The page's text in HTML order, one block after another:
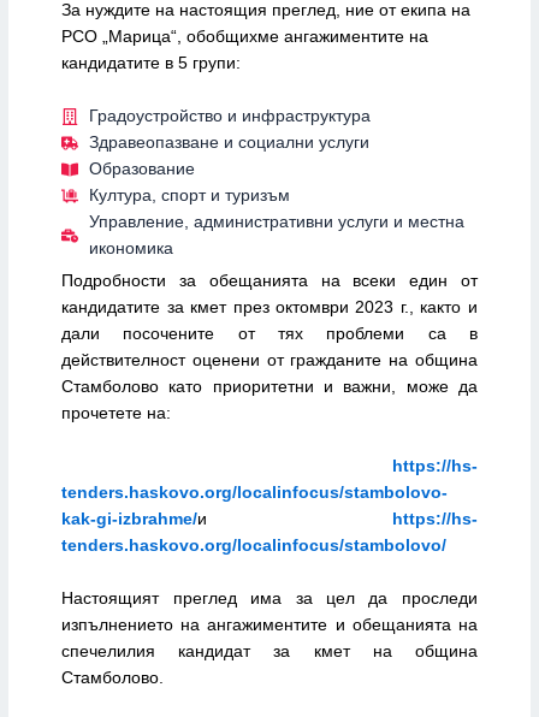
За нуждите на настоящия преглед, ние от екипа на
РСО „Марица“, обобщихме ангажиментите на
кандидатите в 5 групи:
Градоустройство и инфраструктура
Здравеопазване и социални услуги
Образование
Култура, спорт и туризъм
Управление, административни услуги и местна
икономика
Подробности за обещанията на всеки един от
кандидатите за кмет през октомври 2023 г., както и
дали посочените от тях проблеми са в
действителност оценени от гражданите на община
Стамболово като приоритетни и важни, може да
прочетете на:
https://hs-
tenders.haskovo.org/localinfocus/stambolovo-
kak-gi-izbrahme/и
https://hs-
tenders.haskovo.org/localinfocus/stambolovo/
Настоящият преглед има за цел да проследи
изпълнението на ангажиментите и обещанията на
спечелилия кандидат за кмет на община
Стамболово.